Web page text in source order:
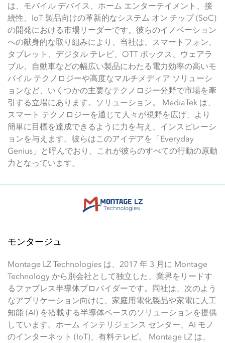
は、モバイル デバイス、ホーム エンターテイメント、接
続性、IoT 製品向けの革新的なシステム オン チップ (SoC)
の開発における市場リーダーです。彼らのイノベーション
への献身的な取り組みにより、当社は、スマートフォン、
タブレット、デジタル テレビ、OTT ボックス、ウェアラ
ブル、自動車などの幅広い製品にわたる電力効率の高いモ
バイル テクノロジーや高度なマルチメディア ソリューシ
ョンなど、いくつかの主要なテクノロジー分野で市場を牽
引する立場にあります。ソリューション。 MediaTek は、
スマート テクノロジーを通じて人々が視野を広げ、より
簡単に目標を達成できるように力を与え、インスピレーシ
ョンを与えます。彼らはこのアイデアを「Everyday
Genius」と呼んでおり、これが彼らのすべての行動の原動
力となっています。
モンタージュ
Montage LZ Technologies は、2017 年 3 月に Montage
Technology から別会社として独立した、業界をリードす
るファブレス半導体プロバイダーです。同社は、次のよう
なアプリケーション向けに、家庭用電化製品や家電に人工
知能 (AI) を搭載する半導体ベースのソリューションを提供
しています。ホーム インテリジェンス センター、AI モノ
のインターネット (IoT)、有料テレビ。 Montage LZ は、